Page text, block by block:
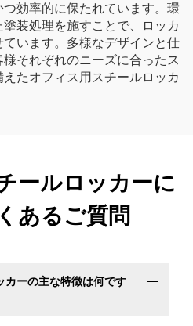
効率的に保たれています。環
装処理を施すことで、ロッカ
います。多様なデザインと仕
それぞれのニーズに合ったス
たオフィス用スチールロッカ
ールロッカーに
あるご質問
カーの主な特徴は何です